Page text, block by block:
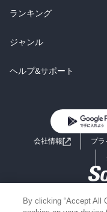
雑誌・グラビア
BL・TL
ラノベ
雑誌・グラビア
BL・TL
総合
ラノベ
雑誌・グラビア
ランキング
総合
ラノベ
ジャンル
コミック
ライトノベル
ミステリー
ヘルプ&サポート
よくあるご質問
会社情報 プラ
Copyright 2017 -
Information on the
By clicking “Accept All